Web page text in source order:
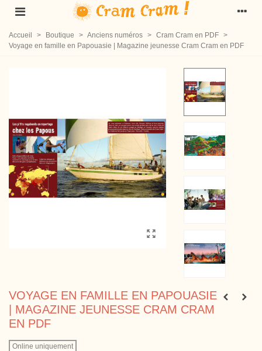
Accueil > Boutique > Anciens numéros > Cram Cram en PDF >
Voyage en famille en Papouasie | Magazine jeunesse Cram Cram en PDF
VOYAGE EN FAMILLE EN PAPOUASIE
| MAGAZINE JEUNESSE CRAM CRAM
EN PDF
Online uniquement